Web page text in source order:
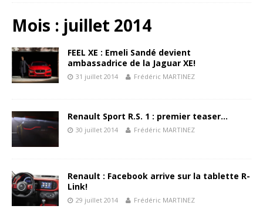
Mois : juillet 2014
FEEL XE : Emeli Sandé devient
ambassadrice de la Jaguar XE!
31 juillet 2014 Frédéric MARTINEZ
Renault Sport R.S. 1 : premier teaser…
30 juillet 2014 Frédéric MARTINEZ
Renault : Facebook arrive sur la tablette R-
Link!
29 juillet 2014 Frédéric MARTINEZ